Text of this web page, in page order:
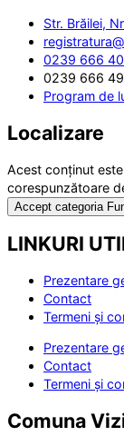
Str. Brăilei,
0239 666
0239 666
Program de
Localizare
Acest conținut
corespunzătoare
Accept categoria
LINKURI
Prezentare
Contact
Termeni și
Prezentare
Contact
Termeni și
Comuna